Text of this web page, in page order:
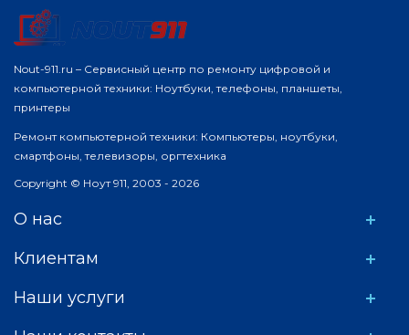
Nout-911.ru – Сервисный центр по ремонту цифровой и
компьютерной техники: Ноутбуки, телефоны, планшеты,
принтеры
Ремонт компьютерной техники: Компьютеры, ноутбуки,
смартфоны, телевизоры, оргтехника
Copyright © Ноут 911, 2003 - 2026
О нас
Клиентам
Наши услуги